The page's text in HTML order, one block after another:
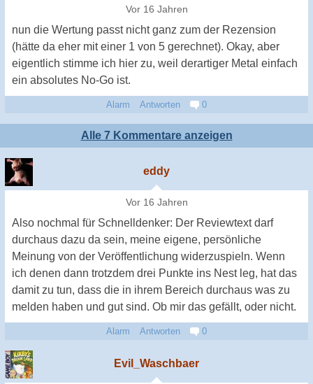
Vor 16 Jahren
nun die Wertung passt nicht ganz zum der Rezension
(hätte da eher mit einer 1 von 5 gerechnet). Okay, aber
eigentlich stimme ich hier zu, weil derartiger Metal einfach
ein absolutes No-Go ist.
Alarm Antworten 0
Alle 7 Kommentare anzeigen
eddy
Vor 16 Jahren
Also nochmal für Schnelldenker: Der Reviewtext darf
durchaus dazu da sein, meine eigene, persönliche
Meinung von der Veröffentlichung widerzuspieln. Wenn
ich denen dann trotzdem drei Punkte ins Nest leg, hat das
damit zu tun, dass die in ihrem Bereich durchaus was zu
melden haben und gut sind. Ob mir das gefällt, oder nicht.
Alarm Antworten 0
Evil_Waschbaer